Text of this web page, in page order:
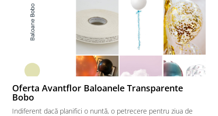
Oferta Avantflor Baloanele Transparente
Bobo
Indiferent dacă planifici o nuntă, o petrecere pentru ziua de